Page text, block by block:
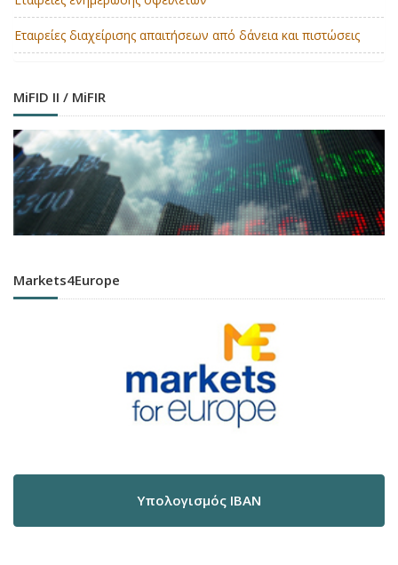
Εταιρείες διαχείρισης απαιτήσεων από δάνεια και πιστώσεις
MiFID II / MiFIR
Markets4Europe
Υπολογισμός IBAN